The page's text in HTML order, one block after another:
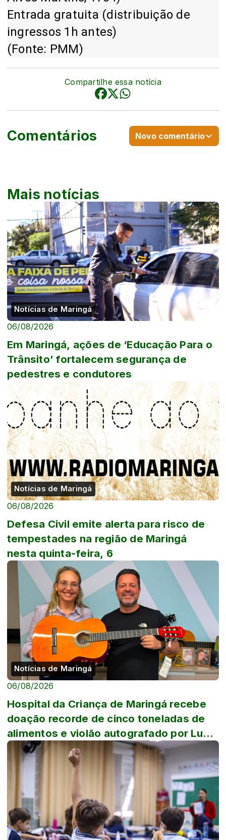
Entrada gratuita (distribuição de
ingressos 1h antes)
(Fonte: PMM)
Compartilhe essa notícia
Comentários Novo comentário
Mais notícias
Notícias de Maringá
06/08/2026
Em Maringá, ações de ‘Educação Para o
Trânsito’ fortalecem segurança de
pedestres e condutores
Notícias de Maringá
06/08/2026
Defesa Civil emite alerta para risco de
tempestades na região de Maringá
nesta quinta-feira, 6
Notícias de Maringá
06/08/2026
Hospital da Criança de Maringá recebe
doação recorde de cinco toneladas de
alimentos e violão autografado por Luan
Sa...